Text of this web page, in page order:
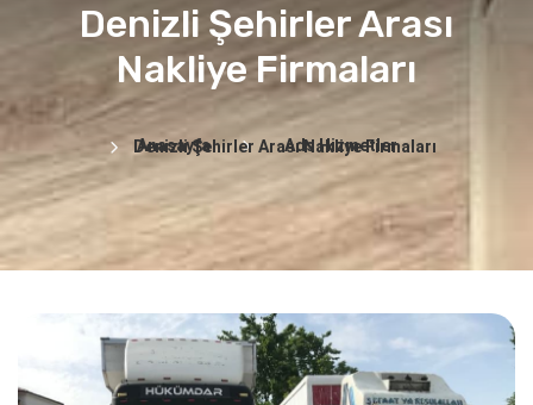
Denizli Şehirler Arası
Nakliye Firmaları
Anasayfa Ads Hizmetler
Denizli Şehirler Arası Nakliye Firmaları